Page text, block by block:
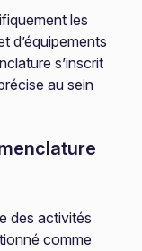
les
d’équipements
s’inscrit
au sein
des activités
comme